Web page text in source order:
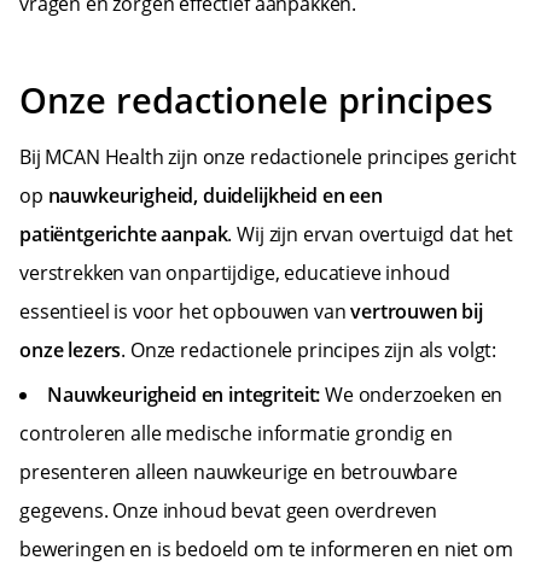
Onze redactionele principes
Bij MCAN Health zijn onze redactionele principes gericht
op nauwkeurigheid, duidelijkheid en een
patiëntgerichte aanpak. Wij zijn ervan overtuigd dat het
verstrekken van onpartijdige, educatieve inhoud
essentieel is voor het opbouwen vanvertrouwen bij
onze lezers. Onze redactionele principes zijn als volgt:
Nauwkeurigheid en integriteit:We onderzoeken en
controleren alle medische informatie grondig en
presenteren alleen nauwkeurige en betrouwbare
gegevens. Onze inhoud bevat geen overdreven
beweringen en is bedoeld om te informeren en niet om